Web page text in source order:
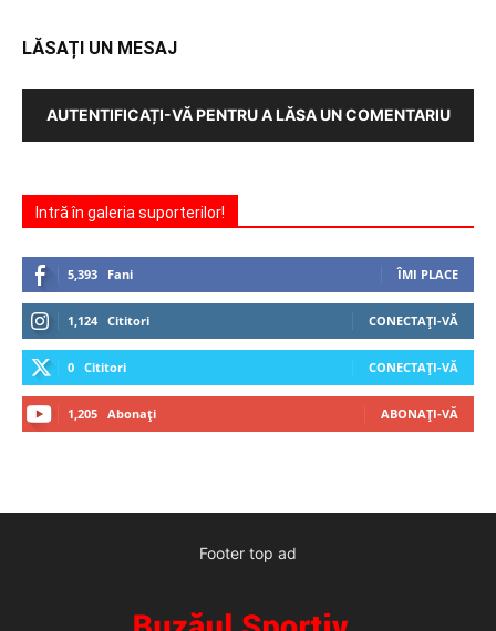
LĂSAȚI UN MESAJ
AUTENTIFICAȚI-VĂ PENTRU A LĂSA UN COMENTARIU
Intră în galeria suporterilor!
5,393 Fani ÎMI PLACE
1,124 Cititori CONECTAȚI-VĂ
0 Cititori CONECTAȚI-VĂ
1,205 Abonați ABONAȚI-VĂ
Footer top ad